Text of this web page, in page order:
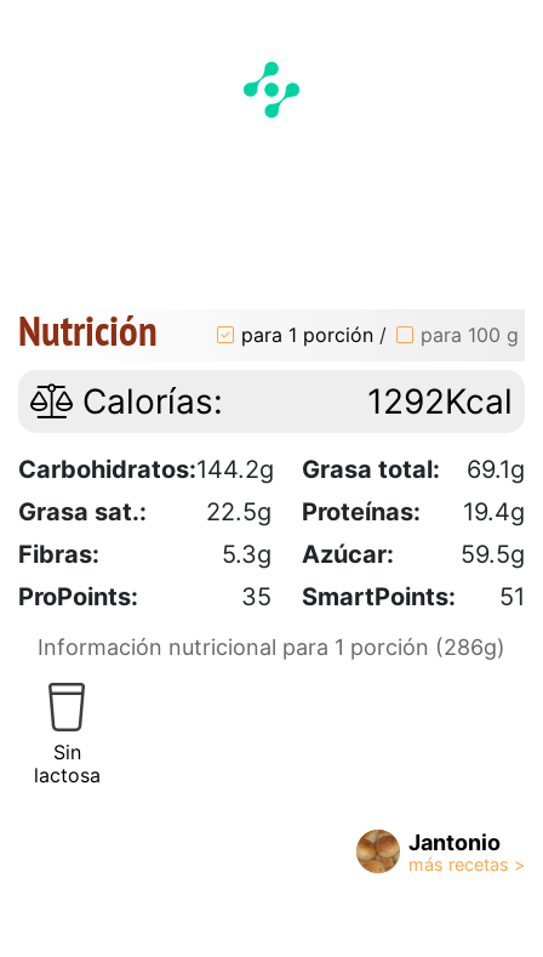
Nutrición para 1 porción / para 100 g
Calorías: 1292Kcal
Carbohidratos:144.2g Grasa total:
69.1g
Grasa sat.:
22.5g Proteínas:
19.4g
Fibras:
5.3g Azúcar:
59.5g
ProPoints:
35 SmartPoints: 51
Información nutricional para 1 porción (286g)
Sin
lactosa
Jantonio